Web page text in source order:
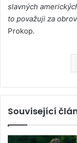
slavných
to považuji za
Prokop.
Související